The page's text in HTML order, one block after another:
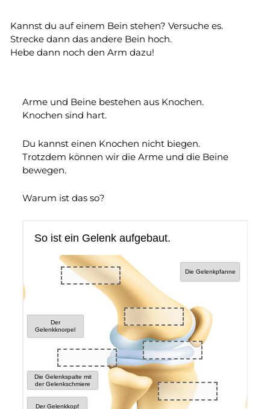
Kannst du auf einem Bein stehen? Versuche es.
Strecke dann das andere Bein hoch.
Hebe dann noch den Arm dazu!
Arme und Beine bestehen aus Knochen.
Knochen sind hart.
Du kannst einen Knochen nicht biegen.
Trotzdem können wir die Arme und die Beine
bewegen.
Warum ist das so?